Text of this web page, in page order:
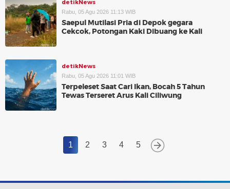
detikNews
Rabu, 05 Agu 2026 11:13 WIB
Saepul Mutilasi Pria di Depok gegara
Cekcok, Potongan Kaki Dibuang ke Kali
detikNews
Rabu, 05 Agu 2026 11:01 WIB
Terpeleset Saat Cari Ikan, Bocah 5 Tahun
Tewas Terseret Arus Kali Ciliwung
1 2 3 4 5